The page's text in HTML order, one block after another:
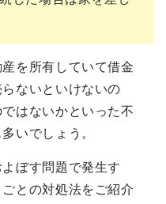
を所有していて借金
ないといけないの
はないかといった不
いでしょう。
ぼす問題で発生す
との対処法をご紹介